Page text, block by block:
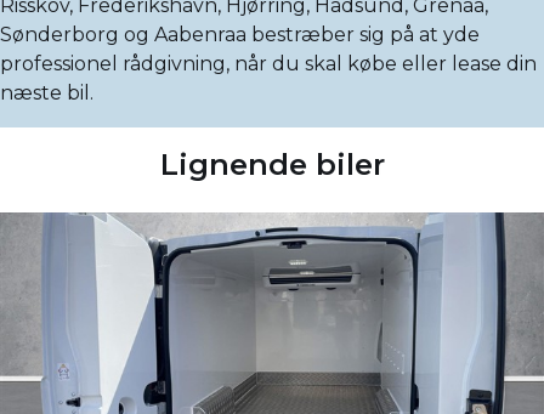
Risskov, Frederikshavn, Hjørring, Hadsund, Grenaa,
Sønderborg og Aabenraa bestræber sig på at yde
professionel rådgivning, når du skal købe eller lease din
næste bil.
Lignende biler